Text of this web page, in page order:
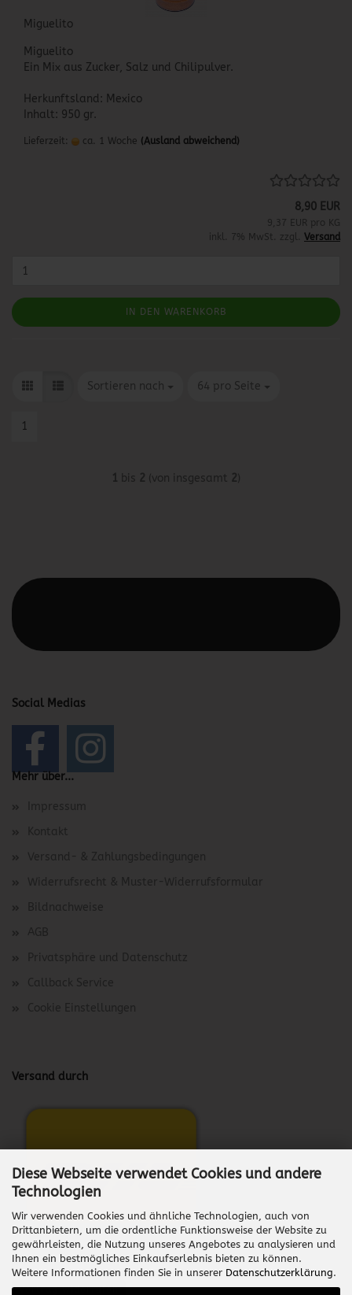
Diese Webseite verwendet Cookies und andere
Technologien
Wir verwenden Cookies und ähnliche Technologien, auch von
Drittanbietern, um die ordentliche Funktionsweise der Website zu
gewährleisten, die Nutzung unseres Angebotes zu analysieren und
Ihnen ein bestmögliches Einkaufserlebnis bieten zu können.
Weitere Informationen finden Sie in unserer Datenschutzerklärung.
Miguelito
Miguelito
Ein Mix aus Zucker, Salz und Chilipulver.
Herkunftsland: Mexico
Inhalt: 950 gr.
Lieferzeit: ca. 1 Woche (Ausland abweichend)
8,90 EUR
9,37 EUR pro KG
inkl. 7% MwSt. zzgl. Versand
IN DEN WARENKORB
Sortieren nach
Sortieren nach 64 pro Seite
pro Seite
1
1 bis 2 (von insgesamt 2)
Social Medias
Mehr über...
Impressum
Kontakt
Versand- & Zahlungsbedingungen
Widerrufsrecht & Muster-Widerrufsformular
Bildnachweise
AGB
Privatsphäre und Datenschutz
Callback Service
Cookie Einstellungen
Versand durch
Vertrag widerrufen